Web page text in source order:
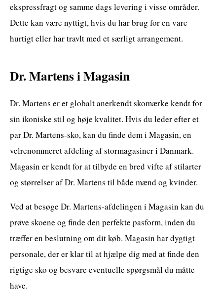
ekspressfragt og samme dags levering i visse områder.
Dette kan være nyttigt, hvis du har brug for en vare
hurtigt eller har travlt med et særligt arrangement.
Dr. Martens i Magasin
Dr. Martens er et globalt anerkendt skomærke kendt for
sin ikoniske stil og høje kvalitet. Hvis du leder efter et
par Dr. Martens-sko, kan du finde dem i Magasin, en
velrenommeret afdeling af stormagasiner i Danmark.
Magasin er kendt for at tilbyde en bred vifte af stilarter
og størrelser af Dr. Martens til både mænd og kvinder.
Ved at besøge Dr. Martens-afdelingen i Magasin kan du
prøve skoene og finde den perfekte pasform, inden du
træffer en beslutning om dit køb. Magasin har dygtigt
personale, der er klar til at hjælpe dig med at finde den
rigtige sko og besvare eventuelle spørgsmål du måtte
have.